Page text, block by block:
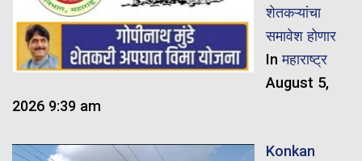
शेतकऱ्यांचा
समावेश होणार
Inमहाराष्ट्र
August 5,
2026 9:39 am
Konkan